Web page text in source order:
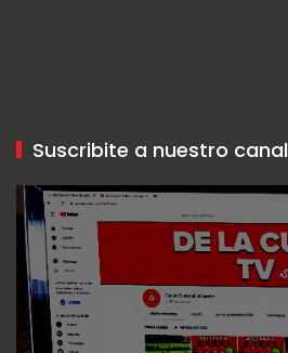
Suscribite a nuestro canal